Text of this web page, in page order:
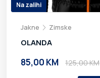
Na zalihi
Jakne Zimske
OLANDA
85,00 KM 125,00 KM